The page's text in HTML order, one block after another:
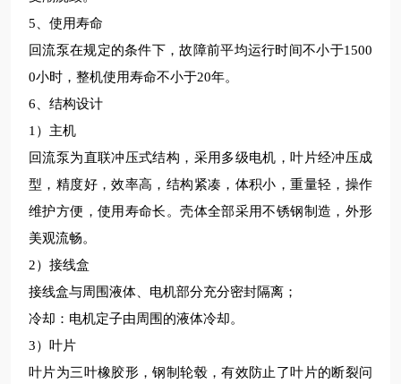
5、使用寿命
回流泵在规定的条件下，故障前平均运行时间不小于1500
0小时，整机使用寿命不小于20年。
6、结构设计
1）主机
回流泵为直联冲压式结构，采用多级电机，叶片经冲压成
型，精度好，效率高，结构紧凑，体积小，重量轻，操作
维护方便，使用寿命长。壳体全部采用不锈钢制造，外形
美观流畅。
2）接线盒
接线盒与周围液体、电机部分充分密封隔离；
冷却：电机定子由周围的液体冷却。
3）叶片
叶片为三叶橡胶形，钢制轮毂，有效防止了叶片的断裂问